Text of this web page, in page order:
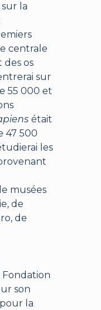
la
centrale
os
sur
55 000 et
était
47 500
les
musées
de
de
Fondation
son
la